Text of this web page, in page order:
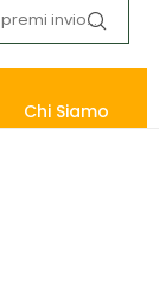
Chi Siamo